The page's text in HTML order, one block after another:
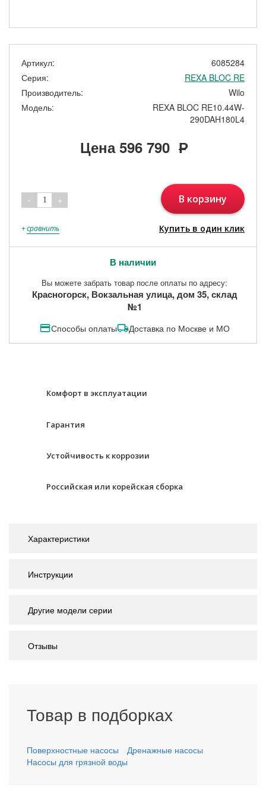
Артикул:
6085284
Серия:
REXA BLOC RE
Производитель:
Wilo
Модель:
REXA BLOC RE10.44W-
290DAH180L4
Цена596 790 Р
- 1 + В корзину
+сравнить Купить в один клик
В наличии
Вы можете забрать товар после оплаты по адресу:
Красногорск, Вокзальная улица, дом 35, склад
№1
Способы оплаты Доставка по Москве и МО
Комфорт в эксплуатации
Гарантия
Устойчивость к коррозии
Российская или корейская сборка
Характеристики
Инструкции
Другие модели серии
Отзывы
Товар в подборках
Поверхностные насосы
Дренажные насосы
Насосы для грязной воды